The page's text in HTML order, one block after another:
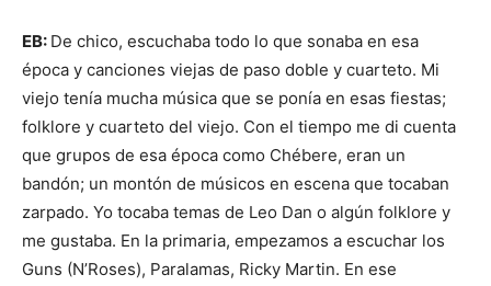
EB: De chico, escuchaba todo lo que sonaba en esa
época y canciones viejas de paso doble y cuarteto. Mi
viejo tenía mucha música que se ponía en esas fiestas;
folklore y cuarteto del viejo. Con el tiempo me di cuenta
que grupos de esa época como Chébere, eran un
bandón; un montón de músicos en escena que tocaban
zarpado. Yo tocaba temas de Leo Dan o algún folklore y
me gustaba. En la primaria, empezamos a escuchar los
Guns (N’Roses), Paralamas, Ricky Martin. En ese